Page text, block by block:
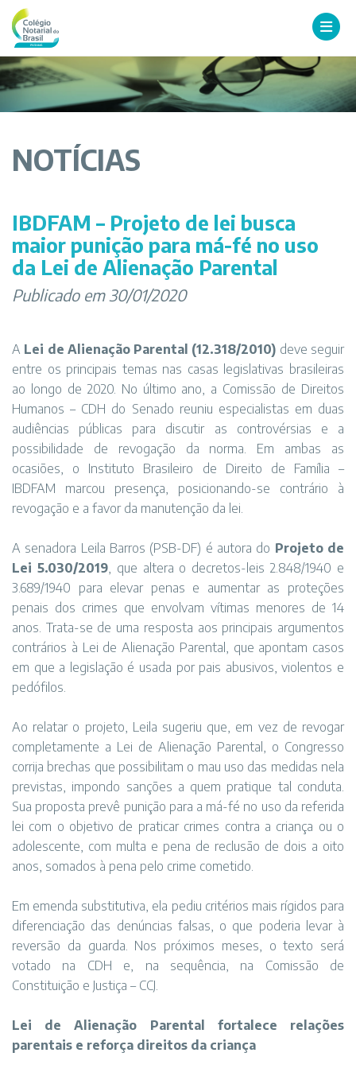
NOTÍCIAS
IBDFAM – Projeto de lei busca
maior punição para má-fé no uso
da Lei de Alienação Parental
Publicado em 30/01/2020
A Lei de Alienação Parental (12.318/2010) deve seguir
entre os principais temas nas casas legislativas brasileiras
ao longo de 2020. No último ano, a Comissão de Direitos
Humanos – CDH do Senado reuniu especialistas em duas
audiências públicas para discutir as controvérsias e a
possibilidade de revogação da norma. Em ambas as
ocasiões, o Instituto Brasileiro de Direito de Família –
IBDFAM marcou presença, posicionando-se contrário à
revogação e a favor da manutenção da lei.
A senadora Leila Barros (PSB-DF) é autora do Projeto de
Lei 5.030/2019, que altera o decretos-leis 2.848/1940 e
3.689/1940 para elevar penas e aumentar as proteções
penais dos crimes que envolvam vítimas menores de 14
anos. Trata-se de uma resposta aos principais argumentos
contrários à Lei de Alienação Parental, que apontam casos
em que a legislação é usada por pais abusivos, violentos e
pedófilos.
Ao relatar o projeto, Leila sugeriu que, em vez de revogar
completamente a Lei de Alienação Parental, o Congresso
corrija brechas que possibilitam o mau uso das medidas nela
previstas, impondo sanções a quem pratique tal conduta.
Sua proposta prevê punição para a má-fé no uso da referida
lei com o objetivo de praticar crimes contra a criança ou o
adolescente, com multa e pena de reclusão de dois a oito
anos, somados à pena pelo crime cometido.
Em emenda substitutiva, ela pediu critérios mais rígidos para
diferenciação das denúncias falsas, o que poderia levar à
reversão da guarda. Nos próximos meses, o texto será
votado na CDH e, na sequência, na Comissão de
Constituição e Justiça – CCJ.
Lei de Alienação Parental fortalece relações
parentais e reforça direitos da criança